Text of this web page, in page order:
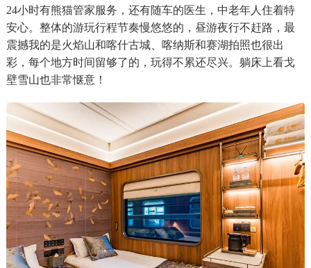
24小时有熊猫管家服务，还有随车的医生，中老年人住着特
安心。整体的游玩行程节奏慢悠悠的，昼游夜行不赶路，最
震撼我的是火焰山和喀什古城、喀纳斯和赛湖拍照也很出
彩，每个地方时间留够了的，玩得不累还尽兴。躺床上看戈
壁雪山也非常惬意！